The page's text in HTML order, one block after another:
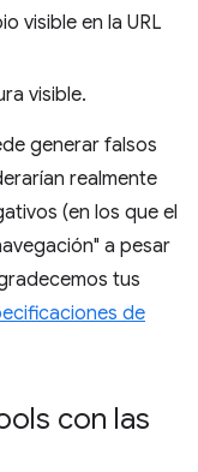
visible en la URL
visible.
generar falsos
realmente
(en los que el
a pesar
tus
de
con las